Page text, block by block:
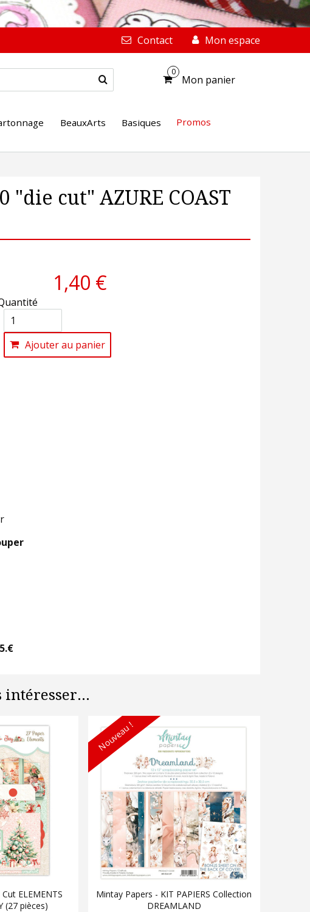
Contact Mon espace
0
Mon panier
BeauxArts Basiques
Promos
cut" AZURE COAST
1,40 €
Ajouter au panier
intéresser...
ELEMENTS
(27 pièces)
Nouveau !
Mintay Papers - KIT PAPIERS Collection
DREAMLAND